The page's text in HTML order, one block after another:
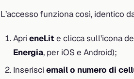
L’accesso funziona così, identico
Aprienel.ite clicca sull’icona
Energia, per iOS e Android);
Inserisci email o numero di